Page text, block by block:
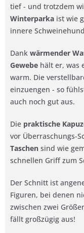
tief - und trotzdem
Winterparka ist wie
innere
Dank wärmender
Gewebe hält er, was
warm. Die
einzuengen - so
auch noch gut aus.
Die praktische
vor Überraschungs-
Taschen sind wie
schnellen Griff zum
Der Schnitt ist
Figuren, bei denen
zwischen zwei
fällt großzügig aus!